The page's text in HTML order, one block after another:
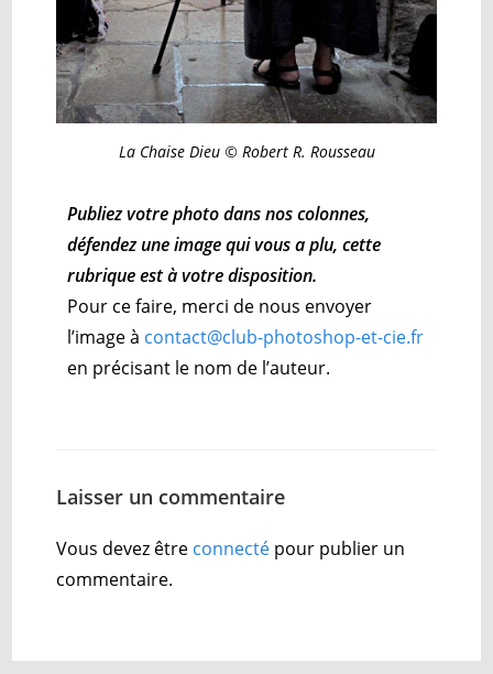
La Chaise Dieu © Robert R. Rousseau
Publiez votre photo dans nos colonnes,
défendez une image qui vous a plu, cette
rubrique est à votre disposition.
Pour ce faire, merci de nous envoyer
l’image à contact@club-photoshop-et-cie.fr
en précisant le nom de l’auteur.
Laisser un commentaire
Vous devez être connecté pour publier un
commentaire.